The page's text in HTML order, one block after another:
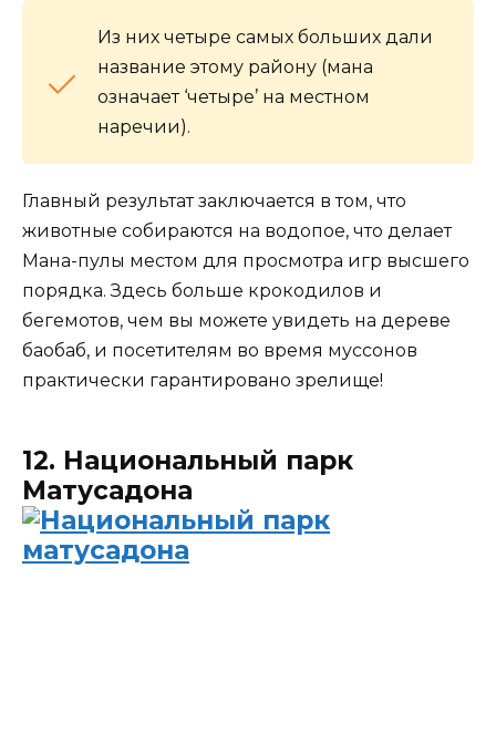
Из них четыре самых больших дали
название этому району (мана
означает ‘четыре’ на местном
наречии).
Главный результат заключается в том, что
животные собираются на водопое, что делает
Мана-пулы местом для просмотра игр высшего
порядка. Здесь больше крокодилов и
бегемотов, чем вы можете увидеть на дереве
баобаб, и посетителям во время муссонов
практически гарантировано зрелище!
12. Национальный парк
Матусадона